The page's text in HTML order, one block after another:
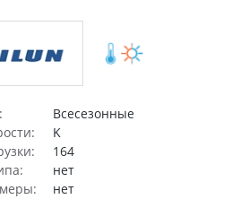
Всесезонные
K
164
нет
нет